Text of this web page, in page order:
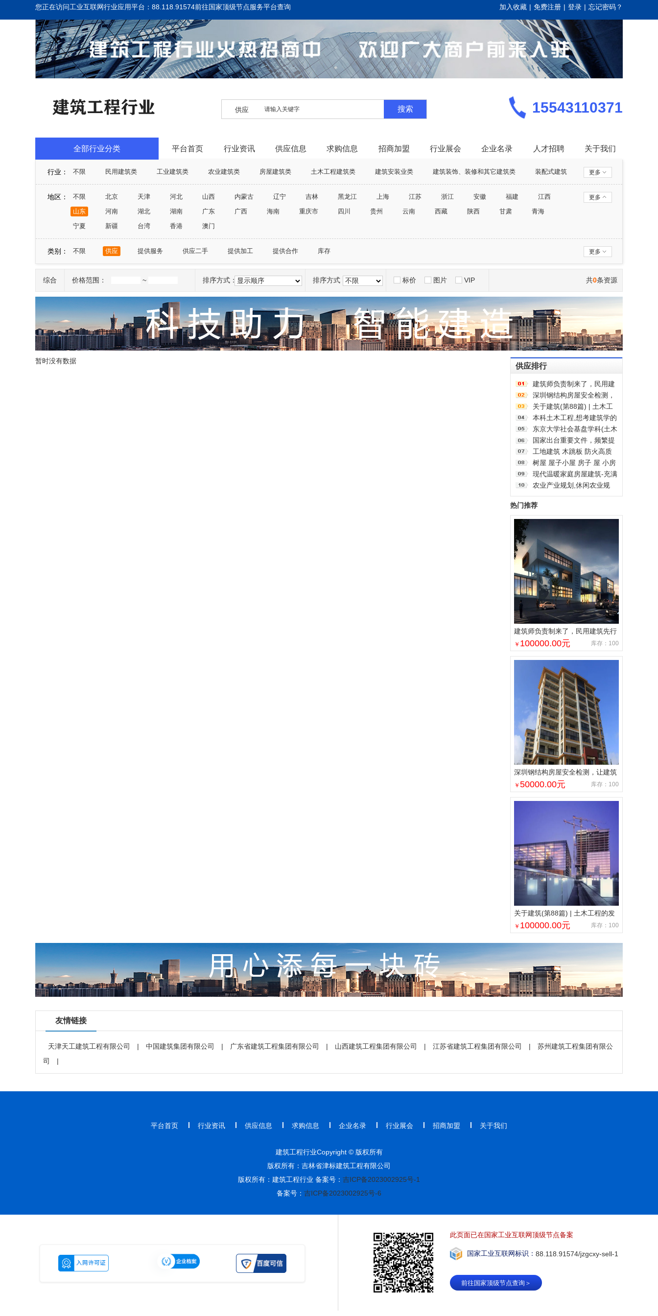
您正在访问工业互联网行业应用平台：88.118.91574前往国家顶级节点服务平台查询 加入收藏 | 免费注册 | 登录 | 忘记密码？
供应 搜索 15543110371
全部行业分类 平台首页 行业资讯 供应信息 求购信息 招商加盟 行业展会 企业名录 人才招聘 关于我们
行业： 不限 民用建筑类 工业建筑类 农业建筑类 房屋建筑类 土木工程建筑类 建筑安装业类 建筑装饰、装修和其它建筑类
装配式建筑
玻璃幕铝单板装饰
钢结构建筑 防水建筑 防火建筑 产后护理 母婴服务 母婴用品 保洁家政 汽车 汽车配件
汽车配饰
汽车保养
更多
地区： 不限 北京 天津 河北 山西 内蒙古 辽宁 吉林 黑龙江 上海 江苏 浙江 安徽 福建
江西
山东
河南 湖北 湖南 广东 广西 海南 重庆市 四川 贵州 云南 西藏 陕西 甘肃
青海
宁夏
新疆 台湾 香港 澳门
更多
类别： 不限 供应 提供服务 供应二手 提供加工 提供合作 库存 更多
共0条资源
综合 价格范围： ~ 排序方式：显示顺序 排序方式：不限 标价 图片 VIP
暂时没有数据
供应排行
建筑师负责制来了，民用建
筑先行一步！天堂还是地狱
深圳钢结构房屋安全检测，
让建筑换发新的功能要求
关于建筑(第88篇) | 土木工
程的发展现状与未来发展趋
势
本科土木工程,想考建筑学的
研究生,想问如果我建筑学研
究生
东京大学社会基盘学科(土木
工程)研究方向最全介绍
国家出台重要文件，频繁提
到碳达峰碳中和，对建筑业
有何深远影响
工地建筑 木跳板 防火高质
量 规格齐全
树屋 屋子小屋 房子 屋 小房
子 自然风景 建筑园林 园.
现代温暖家庭房屋建筑-充满
了混凝土和木材细节,位于华
盛顿
农业产业规划,休闲农业规
划,田园综合体规划,农业公
园规划
热门推荐
建筑师负责制来了，民用建筑先行
一步！天堂还是地狱
￥ 100000.00元 库存：100
深圳钢结构房屋安全检测，让建筑
换发新的功能要求
￥ 50000.00元 库存：100
关于建筑(第88篇) | 土木工程的发
展现状与未来发展趋势
￥ 100000.00元 库存：100
友情链接
天津天工建筑工程有限公司 | 中国建筑集团有限公司 | 广东省建筑工程集团有限公司 | 山西建筑工程集团有限公司 | 江苏省建筑工程集团有限公司 |
苏州建筑工程集团有限公
司
|
平台首页 行业资讯 供应信息 求购信息 企业名录 行业展会 招商加盟 关于我们
建筑工程行业Copyright © 版权所有
版权所有：吉林省津标建筑工程有限公司
版权所有：建筑工程行业 备案号： 吉ICP备2023002925号-1
备案号： 吉ICP备2023002925号-6
此页面已在国家工业互联网顶级节点备案
国家工业互联网标识：88.118.91574/jzgcxy-sell-1
前往国家顶级节点查询＞